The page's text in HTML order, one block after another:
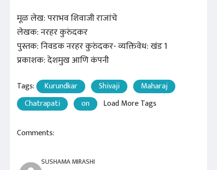
मूळ लेख: पराभव शिवाजी राजांचे
लेखक: नरहर कुरुंदकर
पुस्तक: निवडक नरहर कुरुंदकर- व्यक्तिवेध: खंड 1
प्रकाशक: देशमुख आणि कंपनी
Tags: Kurundkar Shivaji
Maharaj
Chatrapati
on Load More Tags
Comments:
SUSHAMA MIRASHI